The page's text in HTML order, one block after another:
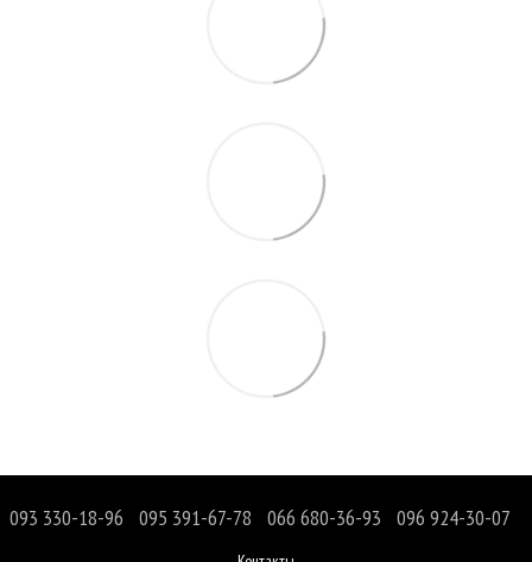
093 330-18-96 095 391-67-78 066 680-36-93 096 924-30-07